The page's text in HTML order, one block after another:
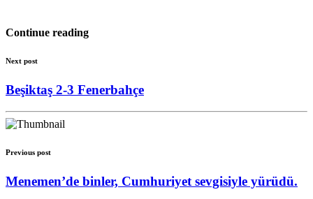
Continue reading
Next post
Beşiktaş 2-3 Fenerbahçe
Previous post
Menemen’de binler, Cumhuriyet sevgisiyle yürüdü.